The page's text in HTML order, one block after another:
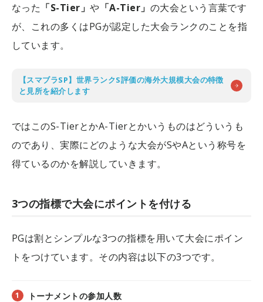
なった 「S-Tier」や 「A-Tier」 の大会という言葉です
が、これの多くはPGが認定した大会ランクのことを指
しています。
【スマブラSP】世界ランクS評価の海外大規模大会の特徴
と見所を紹介します
ではこのS-TierとかA-Tierとかいうものはどういうも
のであり、実際にどのような大会がSやAという称号を
得ているのかを解説していきます。
3つの指標で大会にポイントを付ける
PGは割とシンプルな3つの指標を用いて大会にポイン
トをつけています。その内容は以下の3つです。
トーナメントの参加人数